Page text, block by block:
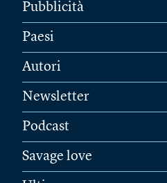
Pubblicità
Paesi
Autori
Newsletter
Podcast
Savage love